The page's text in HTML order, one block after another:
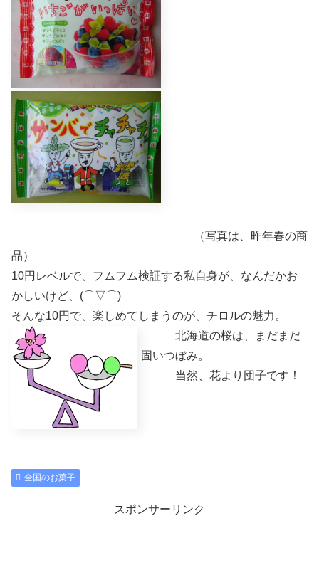
（写真は、昨年春の商
品）
10円レベルで、フムフム検証する私自身が、なんだかお
かしいけど、(⌒▽⌒)
そんな10円で、楽しめてしまうのが、チロルの魅力。
北海道の桜は、まだまだ
固いつぼみ。
当然、花より団子です！
全国のお菓子
スポンサーリンク